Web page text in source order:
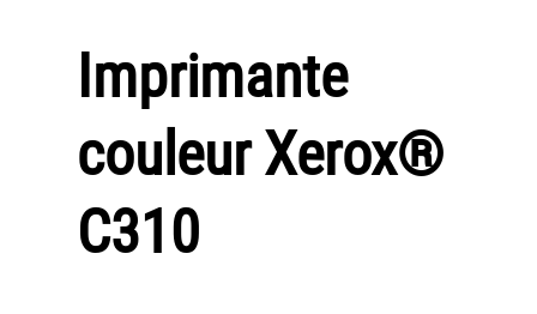
Xerox® DocuShare®
Workplace Solutions
Simplifiez la gestion RH de votre entreprise avec un logiciel
Gammes d’équipements et services d’impression
Imprimante
couleur Xerox®
C310